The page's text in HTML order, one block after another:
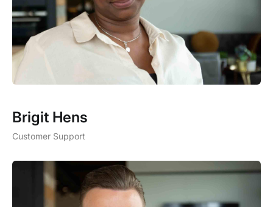
Brigit Hens
Customer Support